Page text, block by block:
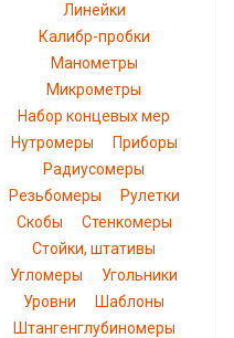
Линейки
Калибр-пробки
Манометры
Микрометры
Набор концевых мер
Нутромеры
Приборы
Радиусомеры
Резьбомеры
Рулетки
Скобы
Стенкомеры
Стойки, штативы
Угломеры
Угольники
Уровни
Шаблоны
Штангенглубиномеры